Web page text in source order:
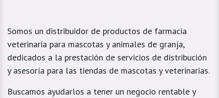
Somos un distribuidor de productos de farmacia
veterinaria para mascotas y animales de granja,
dedicados a la prestación de servicios de distribución
y asesoría para las tiendas de mascotas y veterinarias.
Buscamos ayudarlos a tener un negocio rentable y